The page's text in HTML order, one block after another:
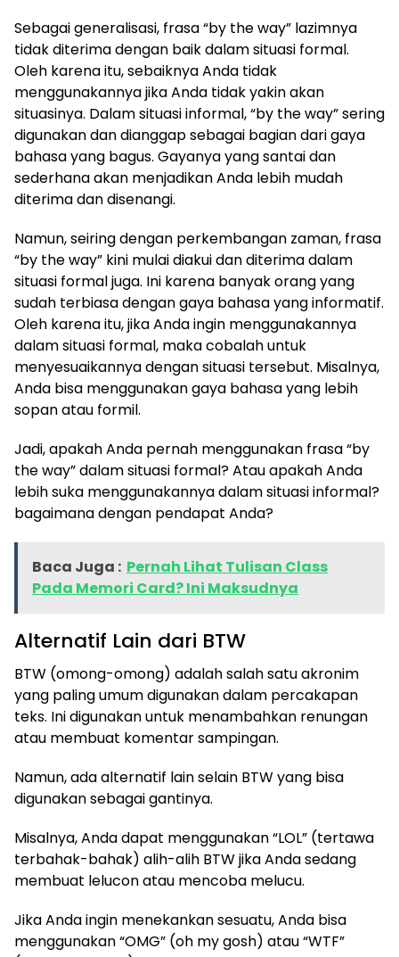
Sebagai generalisasi, frasa “by the way” lazimnya
tidak diterima dengan baik dalam situasi formal.
Oleh karena itu, sebaiknya Anda tidak
menggunakannya jika Anda tidak yakin akan
situasinya. Dalam situasi informal, “by the way” sering
digunakan dan dianggap sebagai bagian dari gaya
bahasa yang bagus. Gayanya yang santai dan
sederhana akan menjadikan Anda lebih mudah
diterima dan disenangi.
Namun, seiring dengan perkembangan zaman, frasa
“by the way” kini mulai diakui dan diterima dalam
situasi formal juga. Ini karena banyak orang yang
sudah terbiasa dengan gaya bahasa yang informatif.
Oleh karena itu, jika Anda ingin menggunakannya
dalam situasi formal, maka cobalah untuk
menyesuaikannya dengan situasi tersebut. Misalnya,
Anda bisa menggunakan gaya bahasa yang lebih
sopan atau formil.
Jadi, apakah Anda pernah menggunakan frasa “by
the way” dalam situasi formal? Atau apakah Anda
lebih suka menggunakannya dalam situasi informal?
bagaimana dengan pendapat Anda?
Baca Juga : Pernah Lihat Tulisan Class
Pada Memori Card? Ini Maksudnya
Alternatif Lain dari BTW
​BTW (omong-omong) adalah salah satu akronim
yang paling umum digunakan dalam percakapan
teks. Ini digunakan untuk menambahkan renungan
atau membuat komentar sampingan.
Namun, ada alternatif lain selain BTW yang bisa
digunakan sebagai gantinya.
Misalnya, Anda dapat menggunakan “LOL” (tertawa
terbahak-bahak) alih-alih BTW jika Anda sedang
membuat lelucon atau mencoba melucu.
Jika Anda ingin menekankan sesuatu, Anda bisa
menggunakan “OMG” (oh my gosh) atau “WTF”